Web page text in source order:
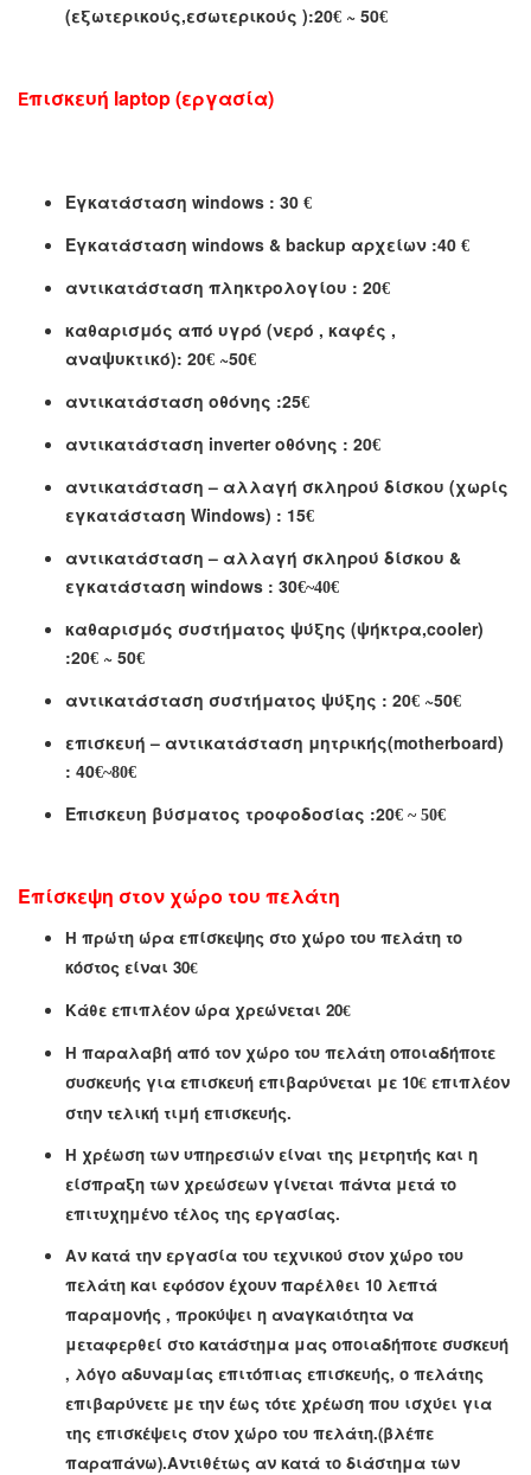
(εξωτερικούς,εσωτερικούς ):20€ ~ 50€
Επισκευή laptop(εργασία)
Εγκατάσταση windows : 30 €
Εγκατάσταση windows & backup αρχείων :40 €
αντικατάσταση πληκτρολογίου : 20€
καθαρισμός από υγρό (νερό , καφές ,
αναψυκτικό): 20€ ~50€
αντικατάσταση οθόνης :25€
αντικατάσταση inverter οθόνης : 20€
αντικατάσταση – αλλαγή σκληρού δίσκου (χωρίς
εγκατάσταση Windows) : 15€
αντικατάσταση – αλλαγή σκληρού δίσκου &
εγκατάσταση windows : 30€~40€
καθαρισμός συστήματος ψύξης (ψήκτρα,cooler)
:20€ ~ 50€
αντικατάσταση συστήματος ψύξης : 20€ ~50€
επισκευή – αντικατάσταση μητρικής(motherboard)
: 40€~80€
Επισκευη βύσματος τροφοδοσίας :20€ ~ 50€
Επίσκεψη στον χώρο του πελάτη
Η πρώτη ώρα επίσκεψης στο χώρο του πελάτη το
κόστος είναι 30€
Κάθε επιπλέον ώρα χρεώνεται 20€
Η παραλαβή από τον χώρο του πελάτη οποιαδήποτε
συσκευής για επισκευή επιβαρύνεται με 10€ επιπλέον
στην τελική τιμή επισκευής.
Η χρέωση των υπηρεσιών είναι της μετρητής και η
είσπραξη των χρεώσεων γίνεται πάντα μετά το
επιτυχημένο τέλος της εργασίας.
Αν κατά την εργασία του τεχνικού στον χώρο του
πελάτη και εφόσον έχουν παρέλθει 10 λεπτά
παραμονής , προκύψει η αναγκαιότητα να
μεταφερθεί στο κατάστημα μας οποιαδήποτε συσκευή
, λόγο αδυναμίας επιτόπιας επισκευής, ο πελάτης
επιβαρύνετε με την έως τότε χρέωση που ισχύει για
της επισκέψεις στον χώρο του πελάτη.(βλέπε
παραπάνω).Αντιθέτως αν κατά το διάστημα των